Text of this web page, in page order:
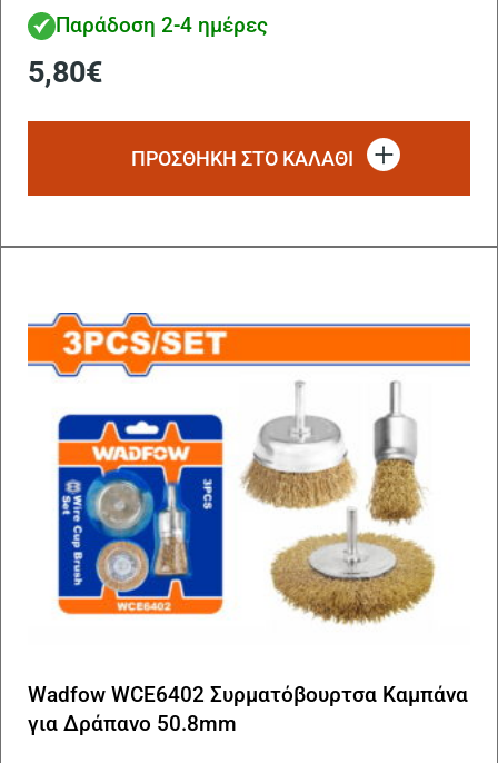
Παράδοση 2-4 ημέρες
5,80€
ΠΡΟΣΘΗΚΗ ΣΤΟ ΚΑΛΑΘΙ
Wadfow WCE6402 Συρματόβουρτσα Καμπάνα
για Δράπανο 50.8mm